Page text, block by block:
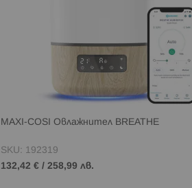
MAXI-COSI Овлажнител BREATHE
SKU: 192319
132,42 € /258,99 лв.